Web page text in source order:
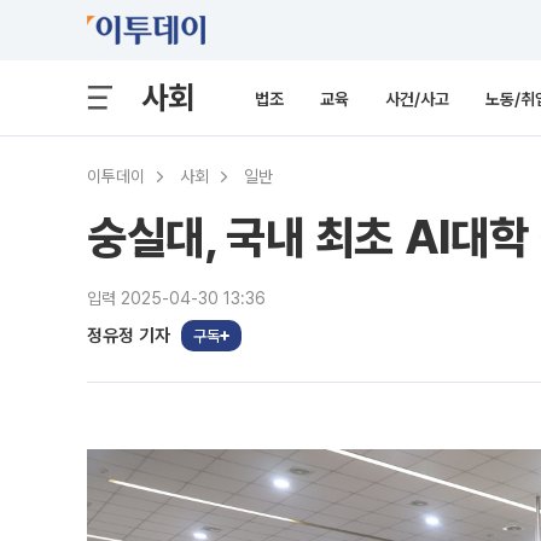
사회 법조 교육 사건/사고 노동/취
이투데이 사회 일반
숭실대, 국내 최초 AI대
입력 2025-04-30 13:36
정유정 기자 구독